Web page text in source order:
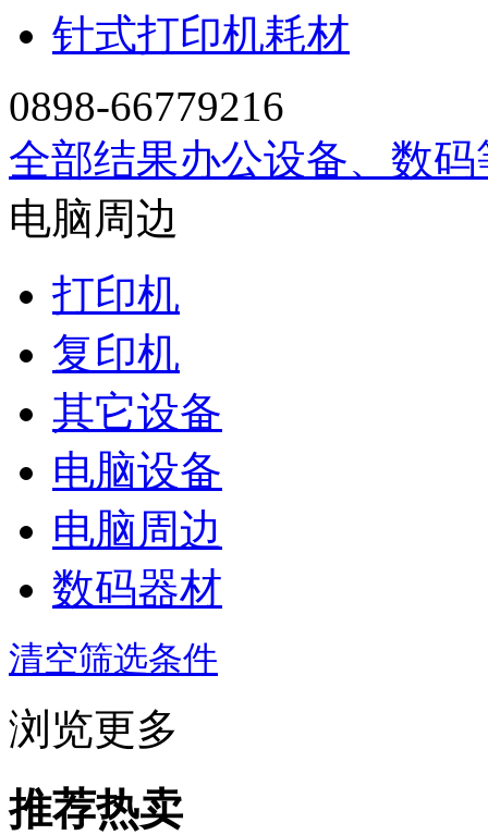
针式打印机耗材
0898-66779216
全部结果办公设备、数码
电脑周边
打印机
复印机
其它设备
电脑设备
电脑周边
数码器材
清空筛选条件
浏览更多
推荐热卖